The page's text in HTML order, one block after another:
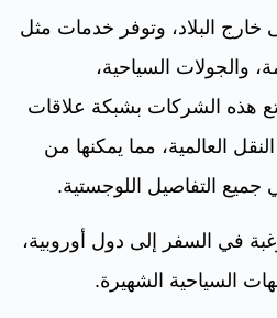
خارج البلاد، وتوفر خدمات مثل
والجولات السياحية،
هذه الشركات بشبكة علاقات
العالمية، مما يمكنها من
التفاصيل اللوجستية.
في السفر إلى دول أوروبية،
السياحية الشهيرة.